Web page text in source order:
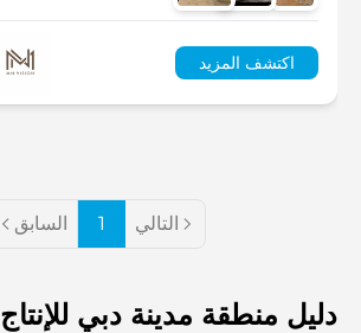
اكتشف المزيد
السابق 1 التالي
دليل منطقة مدينة دبي للإنتاج